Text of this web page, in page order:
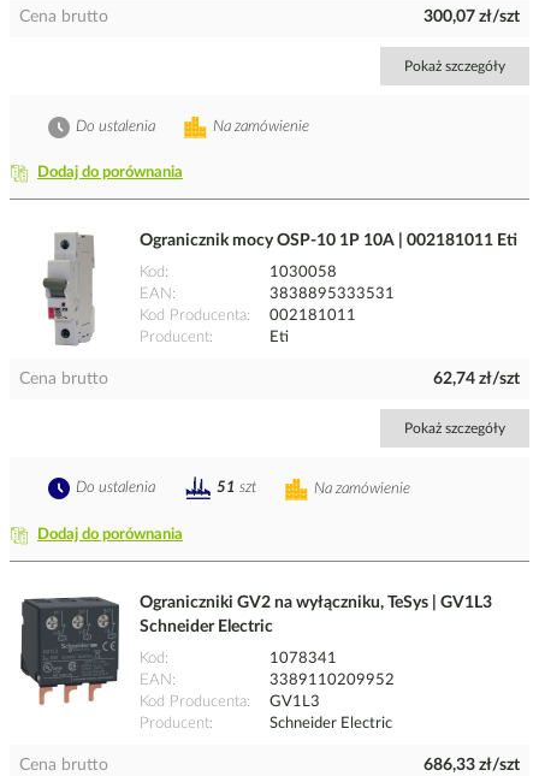
Cena brutto 300,07 zł/szt
Pokaż szczegóły
Dodaj do porównania
Na zamówienie
Do ustalenia
Ogranicznik mocy OSP-10 1P 10A | 002181011 Eti
Kod
1030058
EAN
3838895333531
Kod Producenta
002181011
Producent
Eti
Cena brutto 62,74 zł/szt
Pokaż szczegóły
Dodaj do porównania
Na zamówienie
Do ustalenia 51 szt
Ograniczniki GV2 na wyłączniku, TeSys | GV1L3
Schneider Electric
Kod
1078341
EAN
3389110209952
Kod Producenta
GV1L3
Producent
Schneider Electric
Cena brutto 686,33 zł/szt